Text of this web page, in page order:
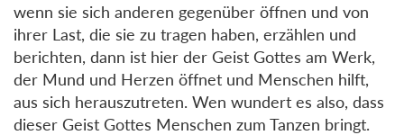
wenn sie sich anderen gegenüber öffnen und von
ihrer Last, die sie zu tragen haben, erzählen und
berichten, dann ist hier der Geist Gottes am Werk,
der Mund und Herzen öffnet und Menschen hilft,
aus sich herauszutreten. Wen wundert es also, dass
dieser Geist Gottes Menschen zum Tanzen bringt.